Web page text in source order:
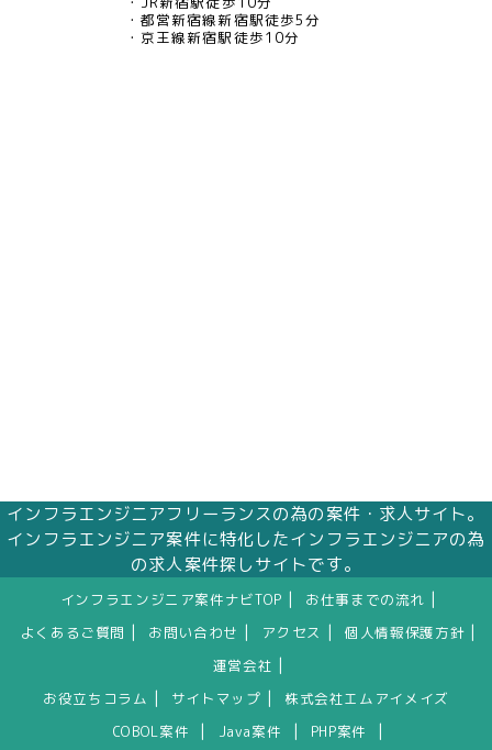
都営新宿線新宿駅徒歩5分
京王線新宿駅徒歩10分
インフラエンジニアフリーランスの為の案件・求人サイト。
インフラエンジニア案件に特化したインフラエンジニアの為
の求人案件探しサイトです。
インフラエンジニア案件ナビTOP お仕事までの流れ
よくあるご質問 お問い合わせ アクセス 個人情報保護方針
運営会社
お役立ちコラム サイトマップ
株式会社エムアイメイズ
COBOL案件
Java案件 PHP案件